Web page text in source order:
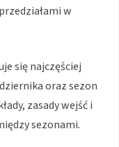
w
się najczęściej
oraz sezon
zasady wejść i
sezonami.